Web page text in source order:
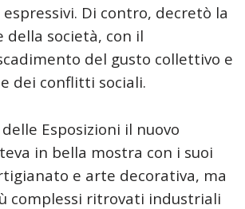
Di contro, decretò la
della società, con il
del gusto collettivo e
dei conflitti sociali.
Esposizioni il nuovo
in bella mostra con i suoi
e arte decorativa, ma
complessi ritrovati industriali